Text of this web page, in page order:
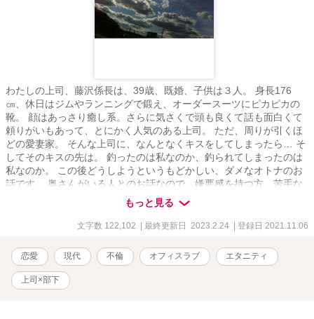
わたしの上司、藤沢係長は、39歳、既婚、子供は３人。 身長176
㎝、休日はジムやランニングで鍛え、オーダースーツにピカピカの
靴。 顔はあっさり癒し系。さらに気さくで頭も良くて話も面白くて
頼りがいもあって、とにかく人気のある上司。 ただ、周りが引くほ
どの愛妻家。 そんな上司に、なんとなくキスをしてしまったら… そ
してそのキスの先は。 釣ったのは私なのか、釣られてしまったのは
私なのか。 この後どうしようというもどかしい、ダメなオトナのお
話です。 奥さんがいる人とのお話なので、嫌悪感を持つ方、苦手な
方はUターンお願いします。 R-18に ※マークつけてますのでご注意
ください。 ーーーーー ▫️11.10 第2章の1を分割しました
もっと見る
文字数 122,102 | 最終更新日 2023.2.24 | 登録日 2021.11.06
恋愛 現代 不倫 オフィスラブ エタニティ
上司×部下